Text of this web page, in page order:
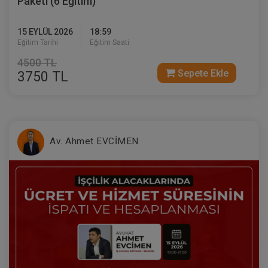
360 TL
Tüketici Hukuku Enstitüsü
15 EYLÜL 2026
Eğitim Tarihi
18:59
Eğitim Saati
4500 TL
3750 TL Sepete Ekle
Av. Ahmet EVCİMEN